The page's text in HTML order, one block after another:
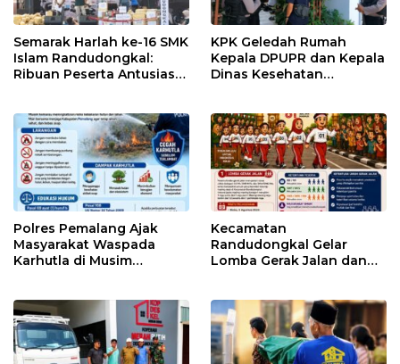
Semarak Harlah ke-16 SMK
Islam Randudongkal:
Ribuan Peserta Antusias
KPK Geledah Rumah
Kepala DPUPR dan Kepala
Dinas Kesehatan
Polres Pemalang Ajak
Masyarakat Waspada
Karhutla di Musim
Kecamatan
Randudongkal Gelar
Lomba Gerak Jalan dan